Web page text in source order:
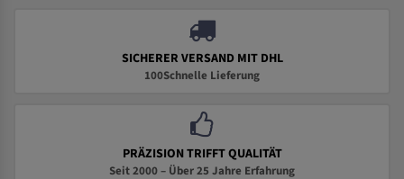
SICHERER VERSAND MIT DHL
100Schnelle Lieferung
PRÄZISION TRIFFT QUALITÄT
Seit 2000 – Über 25 Jahre Erfahrung